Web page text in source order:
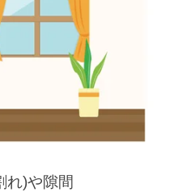
)や隙間